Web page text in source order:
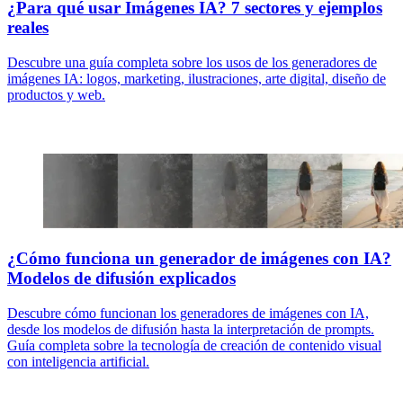
¿Para qué usar Imágenes IA? 7 sectores y ejemplos
reales
Descubre una guía completa sobre los usos de los generadores de
imágenes IA: logos, marketing, ilustraciones, arte digital, diseño de
productos y web.
¿Cómo funciona un generador de imágenes con IA?
Modelos de difusión explicados
Descubre cómo funcionan los generadores de imágenes con IA,
desde los modelos de difusión hasta la interpretación de prompts.
Guía completa sobre la tecnología de creación de contenido visual
con inteligencia artificial.